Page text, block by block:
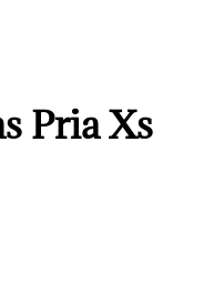
Pria Xs